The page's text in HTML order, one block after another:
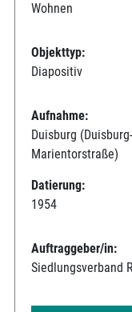
Wohnen
Objekttyp:
Diapositiv
Aufnahme:
Duisburg
Marientorstraße)
Datierung:
1954
Auftraggeber/in:
Siedlungsverband